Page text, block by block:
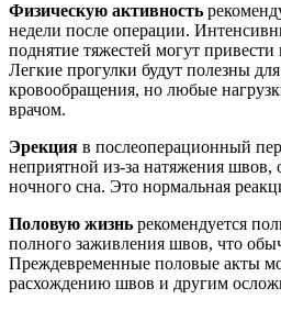
Физическую активность
недели после операции.
поднятие тяжестей могут
Легкие прогулки будут полезны
кровообращения, но любые
врачом.
Эрекция в послеоперационный
неприятной из-за натяжения швов,
ночного сна. Это нормальная
Половую жизнь рекомендуется
полного заживления швов, что
Преждевременные половые акты
расхождению швов и другим